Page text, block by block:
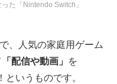
た「Nintendo Switch」
で、人気の家庭用ゲーム
「配信や動画」
を
というものです。